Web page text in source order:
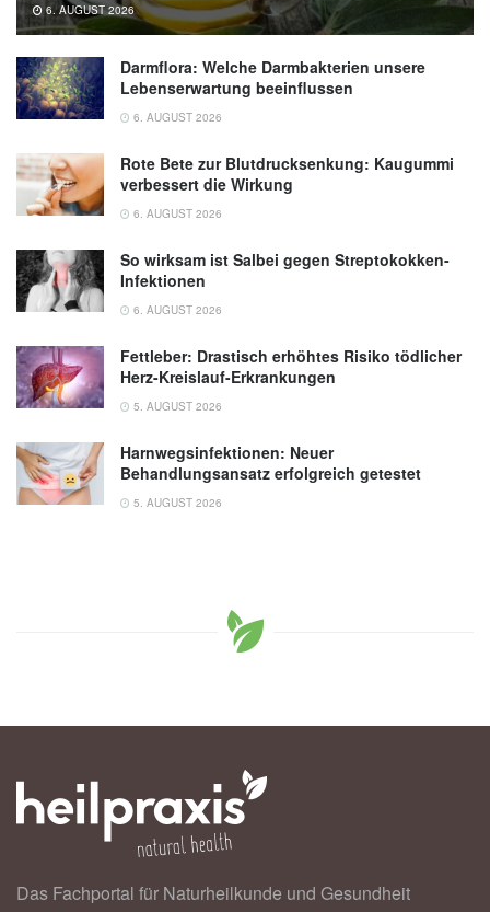
6. AUGUST 2026
Darmflora: Welche Darmbakterien unsere
Lebenserwartung beeinflussen
6. AUGUST 2026
Rote Bete zur Blutdrucksenkung: Kaugummi
verbessert die Wirkung
6. AUGUST 2026
So wirksam ist Salbei gegen Streptokokken-
Infektionen
6. AUGUST 2026
Fettleber: Drastisch erhöhtes Risiko tödlicher
Herz-Kreislauf-Erkrankungen
5. AUGUST 2026
Harnwegsinfektionen: Neuer
Behandlungsansatz erfolgreich getestet
5. AUGUST 2026
Das Fachportal für Naturheilkunde und Gesundheit